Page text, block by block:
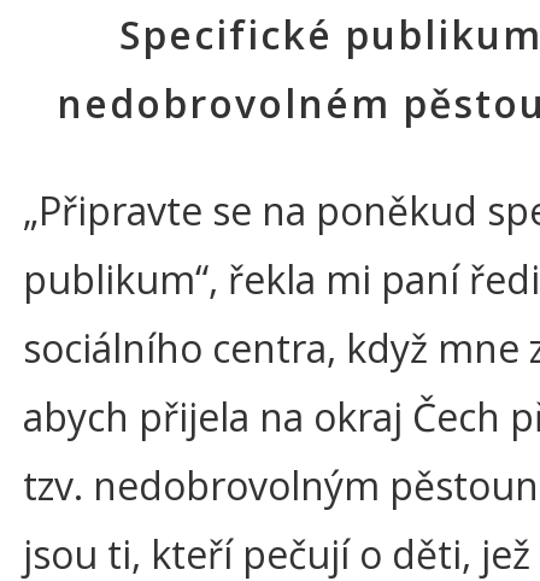
Specifické
nedobrovolném
„Připravte se na poněkud
publikum“, řekla mi paní
sociálního centra, když mne
abych přijela na okraj Čech
tzv. nedobrovolným
jsou ti, kteří pečují o děti,